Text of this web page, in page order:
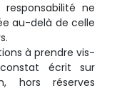
ne
au-delà de celle
à prendre vis-
écrit sur
hors réserves